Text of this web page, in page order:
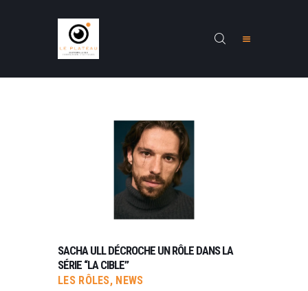
PRÉSENTATION
NEWS
INSCRIPTION
SACHA ULL DÉCROCHE UN RÔLE DANS LA
SÉRIE “LA CIBLE”
LES RÔLES, NEWS